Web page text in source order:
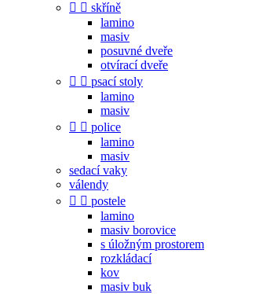
  skříně
lamino
masiv
posuvné dveře
otvírací dveře
  psací stoly
lamino
masiv
  police
lamino
masiv
sedací vaky
válendy
  postele
lamino
masiv borovice
s úložným prostorem
rozkládací
kov
masiv buk